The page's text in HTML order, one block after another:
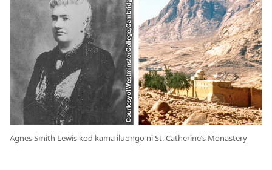
Agnes Smith Lewis kod kama iluongo ni St. Catherine’s Monastery